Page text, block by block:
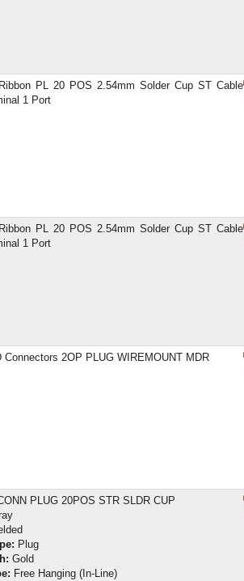
PL 20 POS 2.54mm Solder Cup ST Cable
1 Port
PL 20 POS 2.54mm Solder Cup ST Cable
1 Port
Connectors 2OP PLUG WIREMOUNT MDR
PLUG 20POS STR SLDR CUP
Plug
Gold
Free Hanging (In-Line)